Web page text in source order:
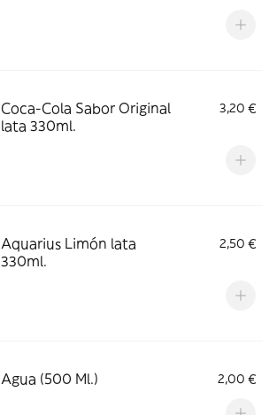
Coca-Cola Sabor Original
lata 330ml.
3,20 €
Aquarius Limón lata
330ml.
2,50 €
Agua (500 Ml.) 2,00 €